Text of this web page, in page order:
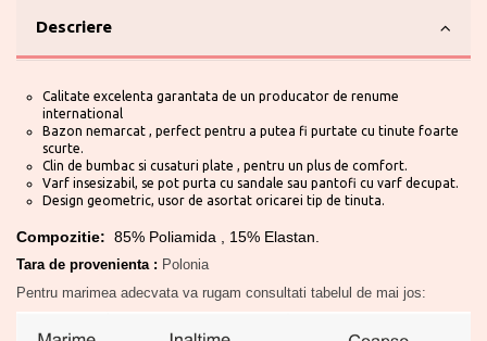
Descriere
Calitate excelenta garantata de un producator de renume
international
Bazon nemarcat , perfect pentru a putea fi purtate cu tinute foarte
scurte.
Clin de bumbac si cusaturi plate , pentru un plus de comfort.
Varf insesizabil, se pot purta cu sandale sau pantofi cu varf decupat.
Design geometric, usor de asortat oricarei tip de tinuta.
Compozitie: 85% Poliamida , 15% Elastan.
Tara de provenienta : Polonia
Pentru marimea adecvata va rugam consultati tabelul de mai jos: